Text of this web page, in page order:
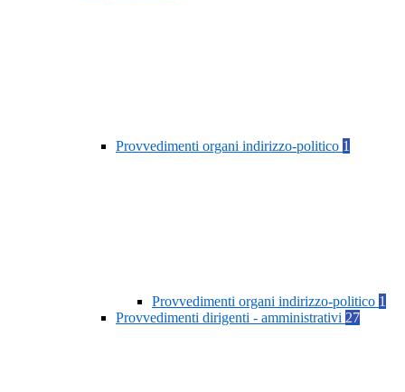
Provvedimenti organi indirizzo-politico 1
Provvedimenti organi indirizzo-politico 1
Provvedimenti dirigenti - amministrativi 27